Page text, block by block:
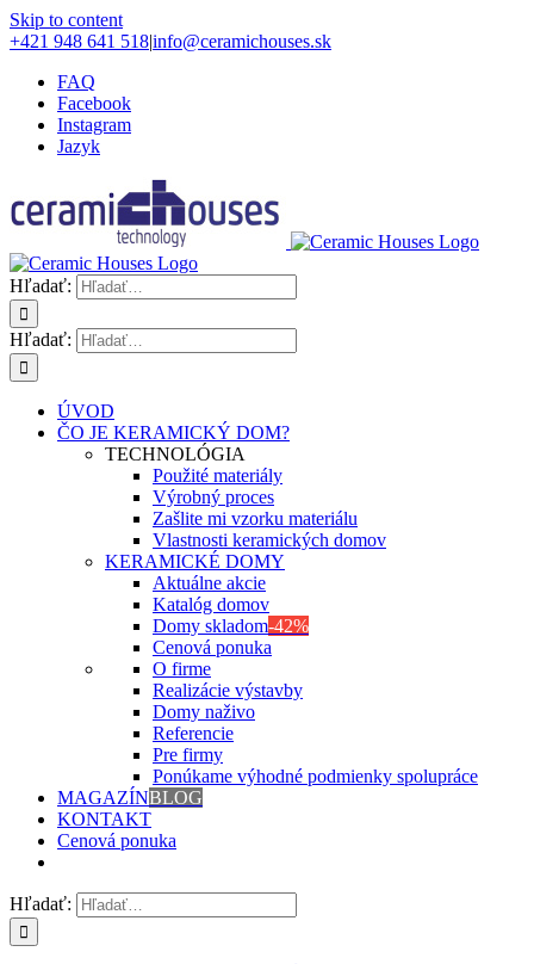
Skip to content
+421 948 641 518|info@ceramichouses.sk
FAQ
Facebook
Instagram
Jazyk
Hľadať:
Hľadať:
ÚVOD
ČO JE KERAMICKÝ DOM?
TECHNOLÓGIA
Použité materiály
Výrobný proces
Zašlite mi vzorku materiálu
Vlastnosti keramických domov
KERAMICKÉ DOMY
Aktuálne akcie
Katalóg domov
Domy skladom-42%
Cenová ponuka
O firme
Realizácie výstavby
Domy naživo
Referencie
Pre firmy
Ponúkame výhodné podmienky spolupráce
MAGAZÍNBLOG
KONTAKT
Cenová ponuka
Hľadať: